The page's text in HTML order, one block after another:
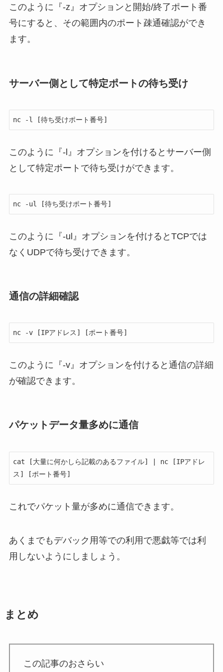
このように『-z』オプションと開始/終了ポート番
号にすると、その範囲内のポート疎通確認ができ
ます。
サーバー側として特定ポートの待ち受け
nc -l [待ち受けポート番号]
このように『-l』オプションを付けるとサーバー側
として特定ポートで待ち受けができます。
nc -ul [待ち受けポート番号]
このように『-ul』オプションを付けるとTCPでは
なくUDPで待ち受けできます。
通信の詳細確認
nc -v [IPアドレス] [ポート番号]
このように『-v』オプションを付けると通信の詳細
が確認できます。
パケットデータ量多めに通信
cat [大量に何かしら記載のあるファイル] | nc [IPアドレ
ス] [ポート番号]
これでパケット量が多めに通信できます。
あくまでもデバック用等での利用で悪戯等では利
用しないようにしましょう。
まとめ
この記事のおさらい